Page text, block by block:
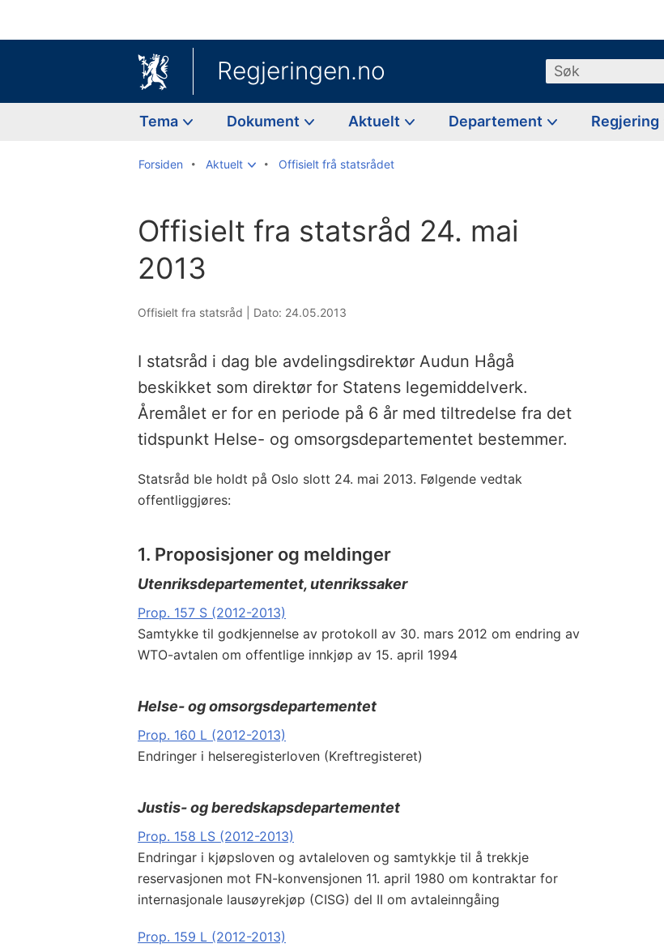
Regjeringen.no Søk
Tema Dokument Aktuelt Departement Regjering
Forsiden Aktuelt Offisielt frå statsrådet
Offisielt fra statsråd 24. mai
2013
Offisielt fra statsråd | Dato: 24.05.2013
I statsråd i dag ble avdelingsdirektør Audun Hågå
beskikket som direktør for Statens legemiddelverk.
Åremålet er for en periode på 6 år med tiltredelse fra det
tidspunkt Helse- og omsorgsdepartementet bestemmer.
Statsråd ble holdt på Oslo slott 24. mai 2013. Følgende vedtak
offentliggjøres:
1. Proposisjoner og meldinger
Utenriksdepartementet, utenrikssaker
Prop. 157 S (2012-2013)
Samtykke til godkjennelse av protokoll av 30. mars 2012 om endring av
WTO-avtalen om offentlige innkjøp av 15. april 1994
Helse- og omsorgsdepartementet
Prop. 160 L (2012-2013)
Endringer i helseregisterloven (Kreftregisteret)
Justis- og beredskapsdepartementet
Prop. 158 LS (2012-2013)
Endringar i kjøpsloven og avtaleloven og samtykkje til å trekkje
reservasjonen mot FN-konvensjonen 11. april 1980 om kontraktar for
internasjonale lausøyrekjøp (CISG) del II om avtaleinngåing
Prop. 159 L (2012-2013)